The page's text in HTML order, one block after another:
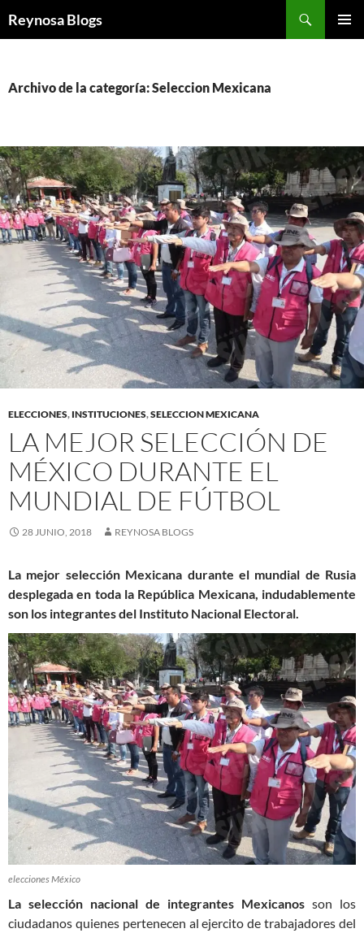
Reynosa Blogs
Archivo de la categoría: Seleccion Mexicana
ELECCIONES, INSTITUCIONES,SELECCION MEXICANA
LA MEJOR SELECCIÓN DE
MÉXICO DURANTE EL
MUNDIAL DE FÚTBOL
28 JUNIO, 2018 REYNOSA BLOGS
La mejor selección Mexicana durante el mundial de Rusia
desplegada en toda la República Mexicana, indudablemente
son los integrantes del Instituto Nacional Electoral.
elecciones México
La selección nacional de integrantes Mexicanos son los
ciudadanos quienes pertenecen al ejercito de trabajadores del